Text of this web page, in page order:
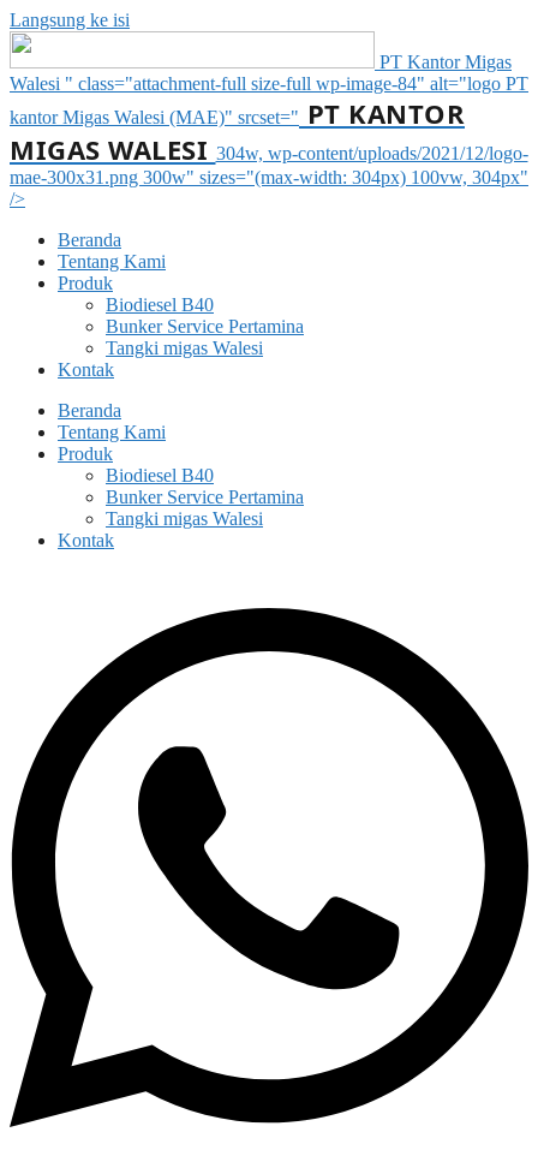
Langsung ke isi
PT Kantor Migas
Walesi " class="attachment-full size-full wp-image-84" alt="logo PT
kantor Migas Walesi (MAE)" srcset=" PT KANTOR
MIGAS WALESI 304w, wp-content/uploads/2021/12/logo-
mae-300x31.png 300w" sizes="(max-width: 304px) 100vw, 304px"
/>
Beranda
Tentang Kami
Produk
Biodiesel B40
Bunker Service Pertamina
Tangki migas Walesi
Kontak
Beranda
Tentang Kami
Produk
Biodiesel B40
Bunker Service Pertamina
Tangki migas Walesi
Kontak